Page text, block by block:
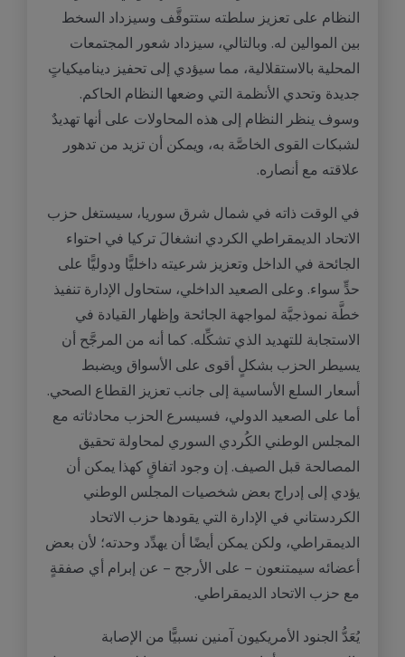
النظام على تعزيز سلطته ستتوقَّف وسيزداد السخط
بين الموالين له. وبالتالي، سيزداد شعور المجتمعات
المحلية بالاستقلالية، مما سيؤدي إلى تحفيز ديناميكياتٍ
جديدة وتحدي الأنظمة التي وضعها النظام الحاكم.
وسوف ينظر النظام إلى هذه المحاولات على أنها تهديدٌ
لشبكات القوى الخاصَّة به، ويمكن أن تزيد من تدهور
علاقته مع أنصاره.
في الوقت ذاته في شمال شرق سوريا، سيستغل حزب
الاتحاد الديمقراطي الكردي انشغالَ تركيا في احتواء
الجائحة في الداخل وتعزيز شرعيته داخليًّا ودوليًّا على
حدٍّ سواء. وعلى الصعيد الداخلي، ستحاول الإدارة تنفيذ
خطَّة نموذجيَّة لمواجهة الجائحة وإظهار القيادة في
الاستجابة للتهديد الذي تشكِّله. كما أنه من المرجَّح أن
يسيطر الحزب بشكلٍ أقوى على الأسواق ويضبط
أسعار السلع الأساسية إلى جانب تعزيز القطاع الصحي.
أما على الصعيد الدولي، فسيسرع الحزب محادثاته مع
المجلس الوطني الكُردي السوري لمحاولة تحقيق
المصالحة قبل الصيف. إن وجود اتفاقٍ كهذا يمكن أن
يؤدي إلى إدراج بعض شخصيات المجلس الوطني
الكردستاني في الإدارة التي يقودها حزب الاتحاد
الديمقراطي، ولكن يمكن أيضًا أن يهدِّد وحدته؛ لأن بعض
أعضائه سيمتنعون – على الأرجح – عن إبرام أي صفقةٍ
مع حزب الاتحاد الديمقراطي.
يُعَدُّ الجنود الأمريكيون آمنين نسبيًّا من الإصابة